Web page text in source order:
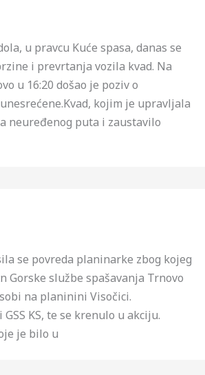
u pravcu Kuće spasa, danas se
i prevrtanja vozila kvad. Na
u 16:20 došao je poziv o
kojim je upravljala
neuređenog puta i zaustavilo
se povreda planinarke zbog kojeg
službe spašavanja Trnovo
na planinini Visočici.
KS, te se krenulo u akciju.
je bilo u